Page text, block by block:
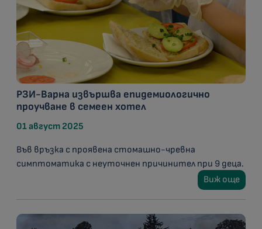
РЗИ-Варна извършва епидемиологично
проучване в семеен хотел
01 август 2025
Във връзка с проявена стомашно-чревна
симптоматика с неуточнен причинител при 9 деца.
Виж още